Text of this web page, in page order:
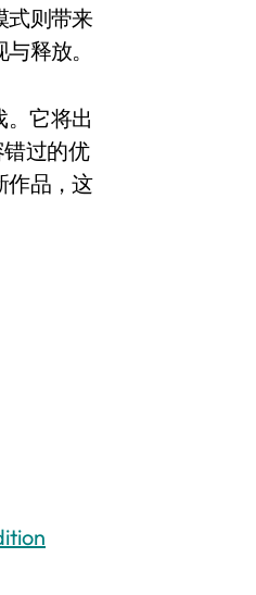
式则带来
释放。
。它将出
过的优
作品，这